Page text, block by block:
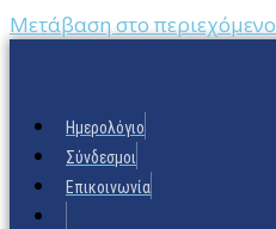
Μετάβαση στο περιεχόμενο
Ημερολόγιο
Σύνδεσμοι
Επικοινωνία